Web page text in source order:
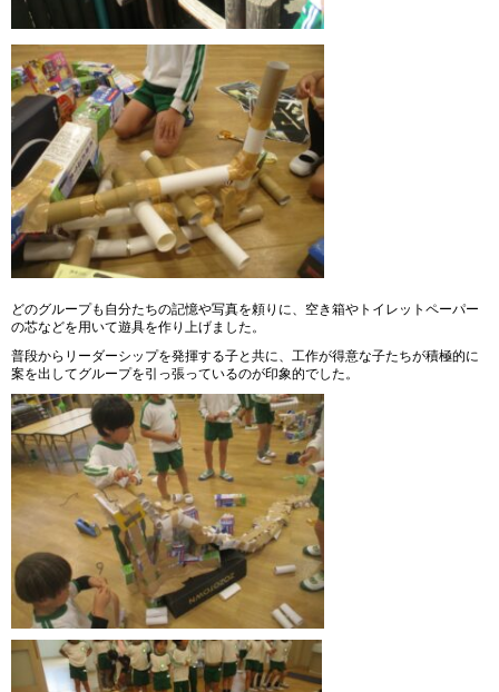
どのグループも自分たちの記憶や写真を頼りに、空き箱やトイレットペーパー
の芯などを用いて遊具を作り上げました。
普段からリーダーシップを発揮する子と共に、工作が得意な子たちが積極的に
案を出してグループを引っ張っているのが印象的でした。